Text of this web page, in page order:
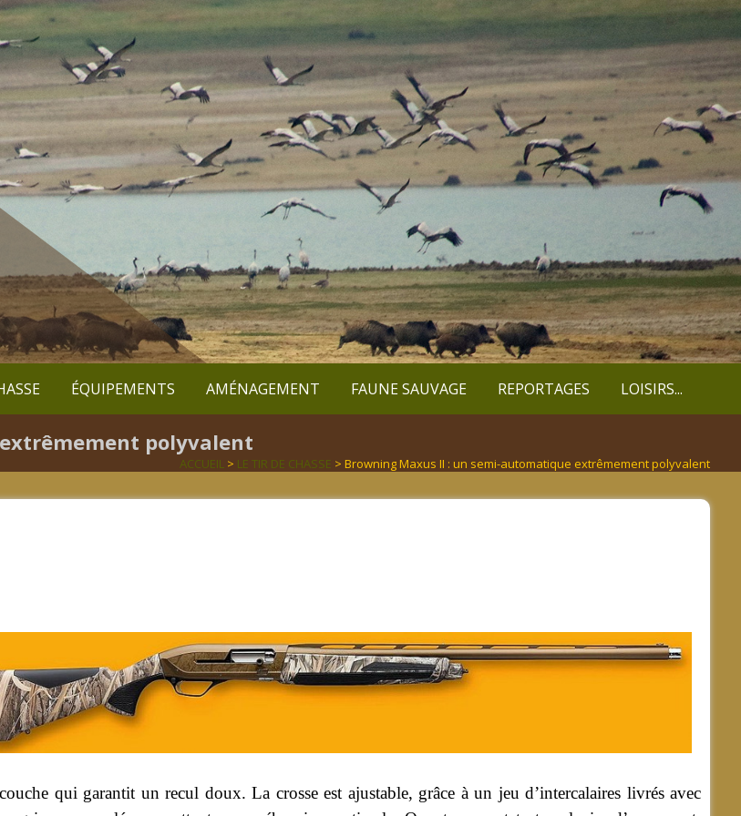
ÉQUIPEMENTS AMÉNAGEMENT FAUNE SAUVAGE REPORTAGES LOISIRS...
polyvalent
ACCUEIL > LE TIR DE CHASSE > Browning Maxus II : un semi-automatique extrêmement polyvalent
qui garantit un recul doux. La crosse est ajustable, grâce à un jeu d’intercalaires livrés avec